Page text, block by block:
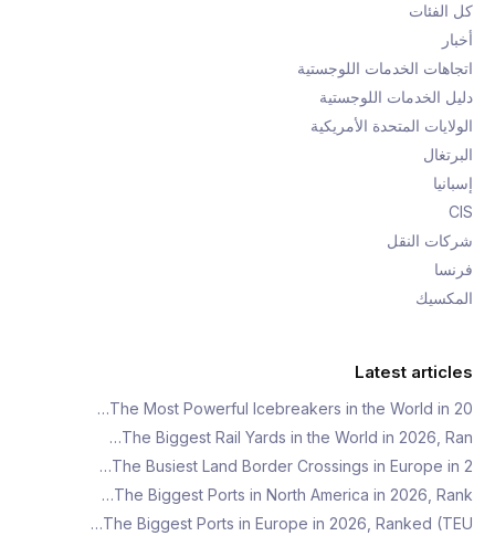
كل الفئات
أخبار
اتجاهات الخدمات اللوجستية
دليل الخدمات اللوجستية
الولايات المتحدة الأمريكية
البرتغال
إسبانيا
CIS
شركات النقل
فرنسا
المكسيك
Latest articles
The Most Powerful Icebreakers in the World in 20…
The Biggest Rail Yards in the World in 2026, Ran…
The Busiest Land Border Crossings in Europe in 2…
The Biggest Ports in North America in 2026, Rank…
The Biggest Ports in Europe in 2026, Ranked (TEU…